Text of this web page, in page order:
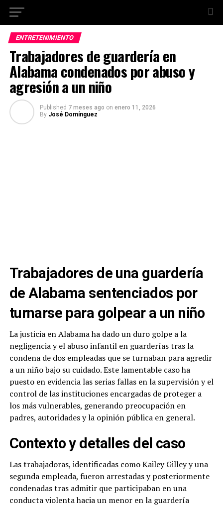
ENTRETENIMIENTO
Trabajadores de guardería en
Alabama condenados por abuso y
agresión a un niño
Published 7 meses ago on enero 11, 2026
By José Domínguez
Trabajadores de una guardería
de Alabama sentenciados por
turnarse para golpear a un niño
La justicia en Alabama ha dado un duro golpe a la
negligencia y el abuso infantil en guarderías tras la
condena de dos empleadas que se turnaban para agredir
a un niño bajo su cuidado. Este lamentable caso ha
puesto en evidencia las serias fallas en la supervisión y el
control de las instituciones encargadas de proteger a
los más vulnerables, generando preocupación en
padres, autoridades y la opinión pública en general.
Contexto y detalles del caso
Las trabajadoras, identificadas como Kailey Gilley y una
segunda empleada, fueron arrestadas y posteriormente
condenadas tras admitir que participaban en una
conducta violenta hacia un menor en la guardería